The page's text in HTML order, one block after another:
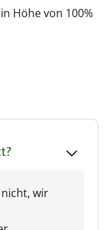
Höhe von 100%
wir